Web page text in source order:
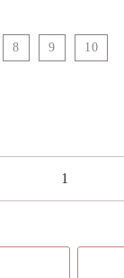
8 9 10